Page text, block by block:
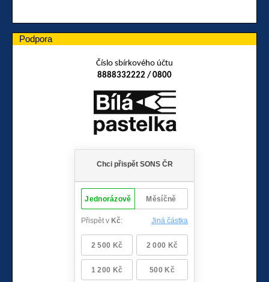
Podpora
Číslo sbírkového účtu
8888332222 / 0800